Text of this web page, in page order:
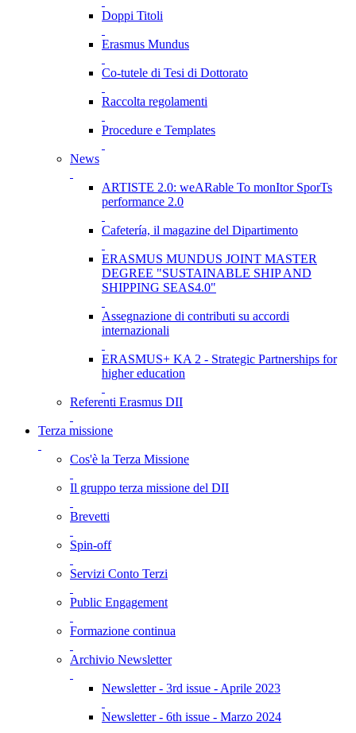
Doppi Titoli
Erasmus Mundus
Co-tutele di Tesi di Dottorato
Raccolta regolamenti
Procedure e Templates
News
ARTISTE 2.0: weARable To monItor SporTs
performance 2.0
Cafetería, il magazine del Dipartimento
ERASMUS MUNDUS JOINT MASTER
DEGREE "SUSTAINABLE SHIP AND
SHIPPING SEAS4.0"
Assegnazione di contributi su accordi
internazionali
ERASMUS+ KA 2 - Strategic Partnerships for
higher education
Referenti Erasmus DII
Terza missione
Cos'è la Terza Missione
Il gruppo terza missione del DII
Brevetti
Spin-off
Servizi Conto Terzi
Public Engagement
Formazione continua
Archivio Newsletter
Newsletter - 3rd issue - Aprile 2023
Newsletter - 6th issue - Marzo 2024